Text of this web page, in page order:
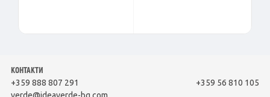
КОНТАКТИ
+359 888 807 291
+359 56 810 105